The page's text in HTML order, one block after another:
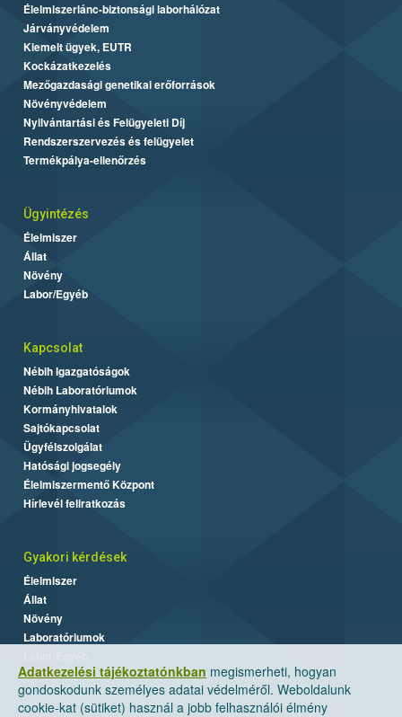
Adatkezelési tájékoztatónkban megismerheti, hogyan
gondoskodunk személyes adatai védelméről. Weboldalunk
cookie-kat (sütiket) használ a jobb felhasználói élmény
Élelmiszerlánc-biztonsági laborhálózat
Járványvédelem
Kiemelt ügyek, EUTR
Kockázatkezelés
Mezőgazdasági genetikai erőforrások
Növényvédelem
Nyilvántartási és Felügyeleti Díj
Rendszerszervezés és felügyelet
Termékpálya-ellenőrzés
Ügyintézés
Élelmiszer
Állat
Növény
Labor/Egyéb
Kapcsolat
Nébih Igazgatóságok
Nébih Laboratóriumok
Kormányhivatalok
Sajtókapcsolat
Ügyfélszolgálat
Hatósági jogsegély
Élelmiszermentő Központ
Hírlevél feliratkozás
Gyakori kérdések
Élelmiszer
Állat
Növény
Laboratóriumok